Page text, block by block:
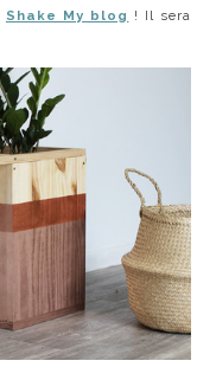
Shake My blog ! Il sera